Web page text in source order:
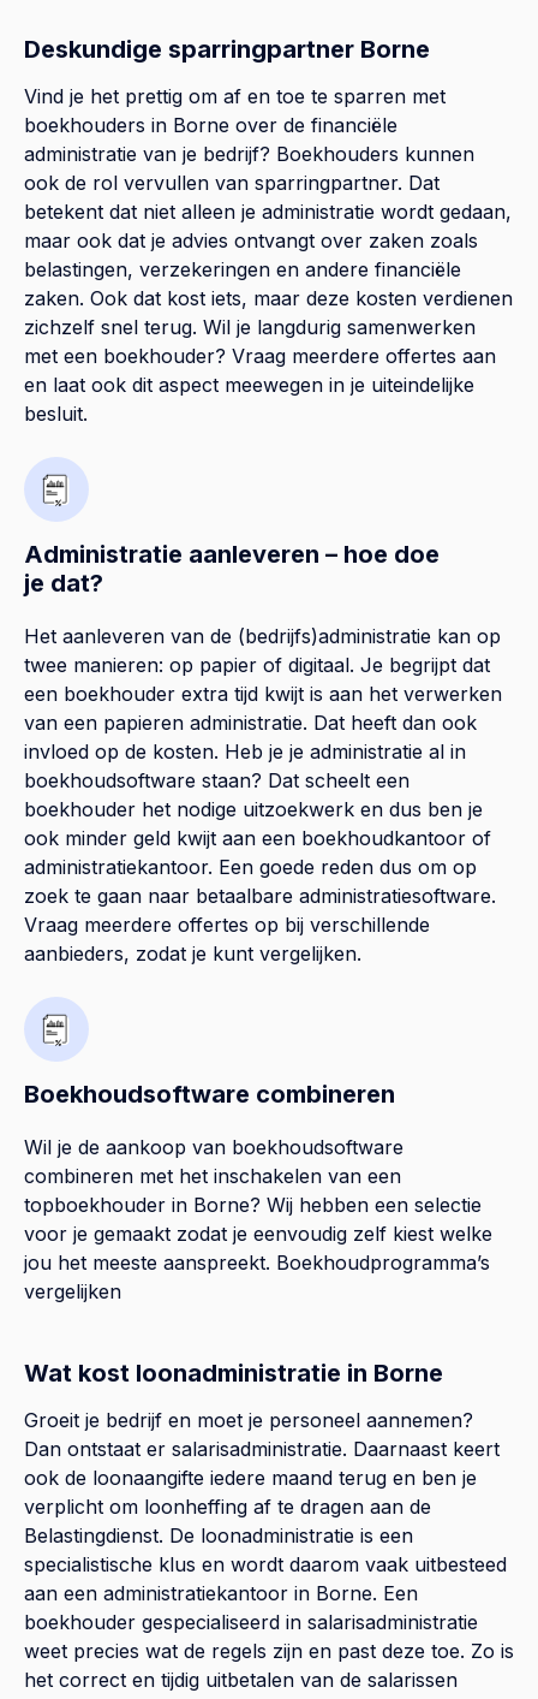
Deskundige sparringpartner Borne
Vind je het prettig om af en toe te sparren met
boekhouders in Borne over de financiële
administratie van je bedrijf? Boekhouders kunnen
ook de rol vervullen van sparringpartner. Dat
betekent dat niet alleen je administratie wordt gedaan,
maar ook dat je advies ontvangt over zaken zoals
belastingen, verzekeringen en andere financiële
zaken. Ook dat kost iets, maar deze kosten verdienen
zichzelf snel terug. Wil je langdurig samenwerken
met een boekhouder? Vraag meerdere offertes aan
en laat ook dit aspect meewegen in je uiteindelijke
besluit.
Administratie aanleveren – hoe doe
je dat?
Het aanleveren van de (bedrijfs)administratie kan op
twee manieren: op papier of digitaal. Je begrijpt dat
een boekhouder extra tijd kwijt is aan het verwerken
van een papieren administratie. Dat heeft dan ook
invloed op de kosten. Heb je je administratie al in
boekhoudsoftware staan? Dat scheelt een
boekhouder het nodige uitzoekwerk en dus ben je
ook minder geld kwijt aan een boekhoudkantoor of
administratiekantoor. Een goede reden dus om op
zoek te gaan naar betaalbare administratiesoftware.
Vraag meerdere offertes op bij verschillende
aanbieders, zodat je kunt vergelijken.
Boekhoudsoftware combineren
Wil je de aankoop van boekhoudsoftware
combineren met het inschakelen van een
topboekhouder in Borne? Wij hebben een selectie
voor je gemaakt zodat je eenvoudig zelf kiest welke
jou het meeste aanspreekt. Boekhoudprogramma’s
vergelijken
Wat kost loonadministratie in Borne
Groeit je bedrijf en moet je personeel aannemen?
Dan ontstaat er salarisadministratie. Daarnaast keert
ook de loonaangifte iedere maand terug en ben je
verplicht om loonheffing af te dragen aan de
Belastingdienst. De loonadministratie is een
specialistische klus en wordt daarom vaak uitbesteed
aan een administratiekantoor in Borne. Een
boekhouder gespecialiseerd in salarisadministratie
weet precies wat de regels zijn en past deze toe. Zo is
het correct en tijdig uitbetalen van de salarissen